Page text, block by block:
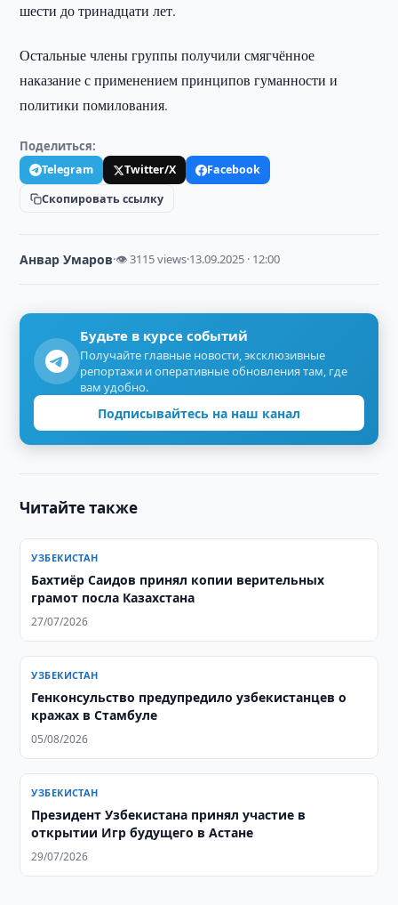
шести до тринадцати лет.
Остальные члены группы получили смягчённое
наказание с применением принципов гуманности и
политики помилования.
Поделиться:
Telegram Twitter/X
Facebook
Скопировать ссылку
Анвар Умаров·👁 3115 views·13.09.2025 · 12:00
Будьте в курсе событий
Получайте главные новости, эксклюзивные
репортажи и оперативные обновления там, где
вам удобно.
Подписывайтесь на наш канал
Читайте также
УЗБЕКИСТАН
Бахтиёр Саидов принял копии верительных
грамот посла Казахстана
27/07/2026
УЗБЕКИСТАН
Генконсульство предупредило узбекистанцев о
кражах в Стамбуле
05/08/2026
УЗБЕКИСТАН
Президент Узбекистана принял участие в
открытии Игр будущего в Астане
29/07/2026